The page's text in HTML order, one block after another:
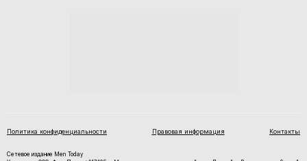
Политика конфиденциальности Правовая информация Контакты
Сетевое издание Men Today